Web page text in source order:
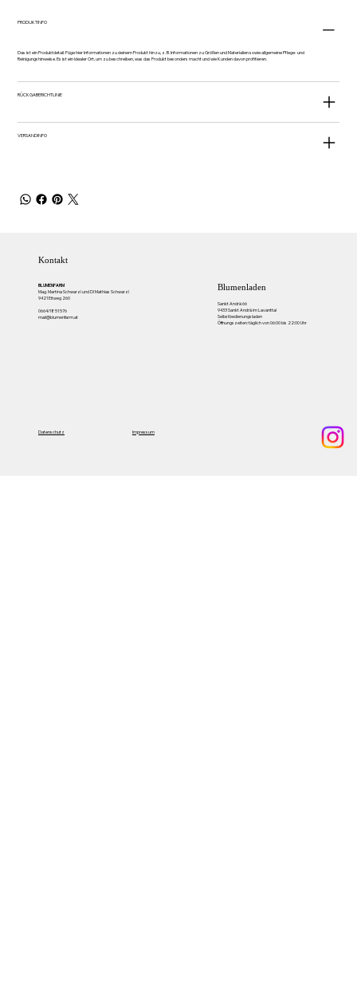
PRODUKTINFO
Das ist ein Produktdetail. Füge hier Informationen zu deinem Produkt hinzu, z. B. Informationen zu Größen und Materialien sowie allgemeine Pflege- und
Reinigungshinweise. Es ist ein idealer Ort, um zu beschreiben, was das Produkt besonders macht und wie Kunden davon profitieren.
RÜCKGABERICHTLINIE
VERSANDINFO
Kontakt
BLUMENFARM
Mag. Martina Schwarzl und DI Mathias Schwarzl
9421 Eitweg 260
0664/18 51 576
mail@blumenfarm.at
Impressum
Datenschutz
Blumenladen
Sankt Andrä 66
9433 Sankt Andrä im Lavanttal
Selbstbedienungsladen
Öffnungszeiten: täglich von 06:00 bis 22:00 Uhr